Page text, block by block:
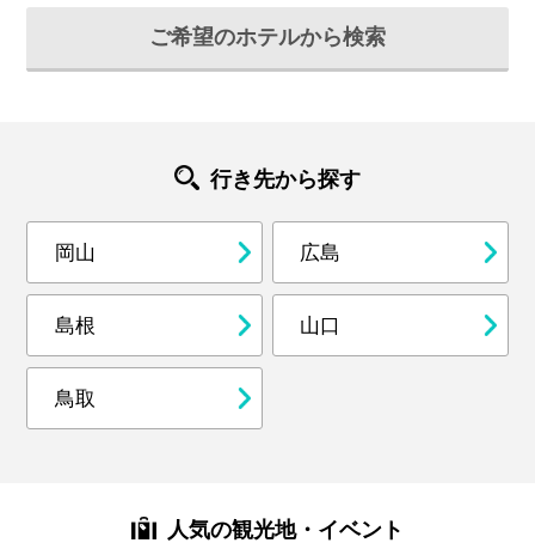
ご希望のホテルから検索
行き先から探す
岡山 広島
島根 山口
鳥取
人気の観光地・イベント